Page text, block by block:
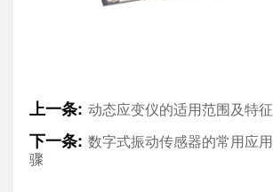
上一条: 动态应变仪的适用范围及特征
下一条: 数字式振动传感器的常用应
骤